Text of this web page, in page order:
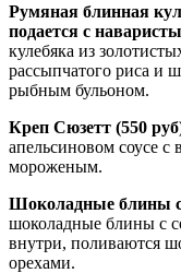
Румяная блинная
подается с
кулебяка из
рассыпчатого риса и
рыбным бульоном.
Креп Сюзетт (550
апельсиновом соусе
мороженым.
Шоколадные блины
шоколадные блины с
внутри, поливаются
орехами.